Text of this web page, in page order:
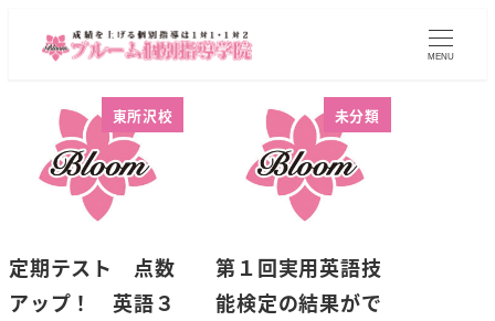
MENU
東所沢校
定期テスト 点数
アップ！ 英語３
未分類
第１回実用英語技
能検定の結果がで